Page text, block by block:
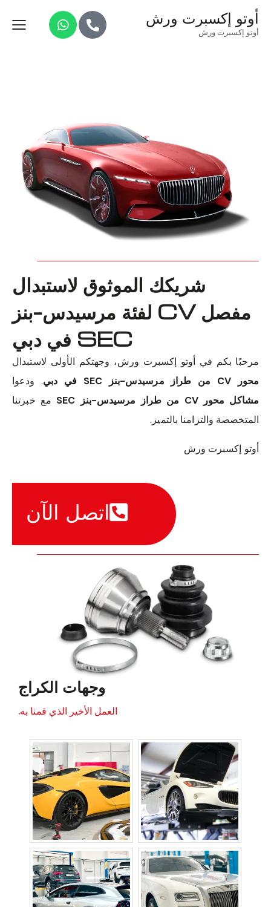
أوتو إكسبرت ورش
أوتو إكسبرت ورش
شريكك الموثوق لاستبدال
مفصل CV لفئة مرسيدس-بنز
SEC في دبي
مرحبًا بكم في أوتو إكسبرت ورش، وجهتكم الأولى لاستبدال
محور CV من طراز مرسيدس-بنز SEC في دبي
. ودعوا
مشاكل محور CV من طراز مرسيدس-بنز SEC
مع خبرتنا
المتخصصة والتزامنا بالتميز.
أوتو إكسبرت ورش
اتصل الآن
وجهات الكراج
العمل الأخير الذي قمنا به.